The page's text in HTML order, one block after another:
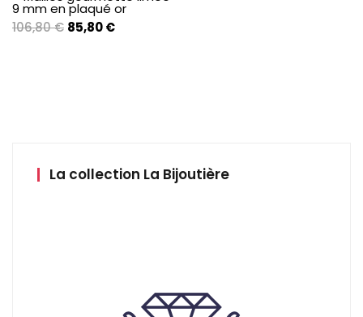
9 mm en plaqué or
106,80€ Le
85,80€Le
La collection La Bijoutière